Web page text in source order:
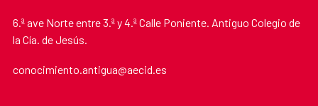
6.ª ave Norte entre 3.ª y 4.ª Calle Poniente. Antiguo Colegio de
la Cía. de Jesús.
conocimiento.antigua@aecid.es